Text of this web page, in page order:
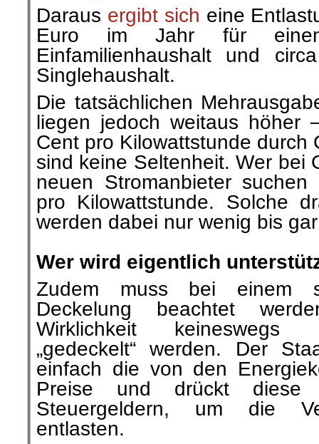
Daraus ergibt sich eine
Euro im Jahr für einen
Einfamilienhaushalt und
Singlehaushalt.
Die tatsächlichen
liegen jedoch weitaus höher
Cent pro Kilowattstunde durch
sind keine Seltenheit. Wer bei
neuen Stromanbieter
pro Kilowattstunde. Solche
werden dabei nur wenig bis
Wer wird eigentlich
Zudem muss bei einem
Deckelung beachtet
Wirklichkeit keineswegs
„gedeckelt“ werden. Der
einfach die von den
Preise und drückt diese
Steuergeldern, um die
entlasten.